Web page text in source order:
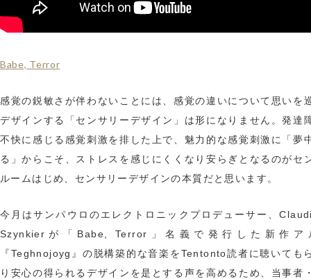
Babe, Terror
感覚の鋭敏さが伴わないことには、感覚の違いについて思いを
デザインする「センサリーデザイン」は形になりません。発達
不快に感じる感覚刺激を排した上で、魅力的な感覚刺激に「夢
る」からこそ、ストレスを感じにくくなり安らぎとなるのがセ
ルームはじめ、センサリーデザインの本質だと思います。
今月はサンパウロのエレクトロニックプロデューサー、
Szynkierが「Babe, Terror」名義で発行した新作ア
『Teghnojoyg』の脱構築的な音楽をTentonto読者に聴いても
り安心の得られるデザインを是とする声を高めるため、当事者